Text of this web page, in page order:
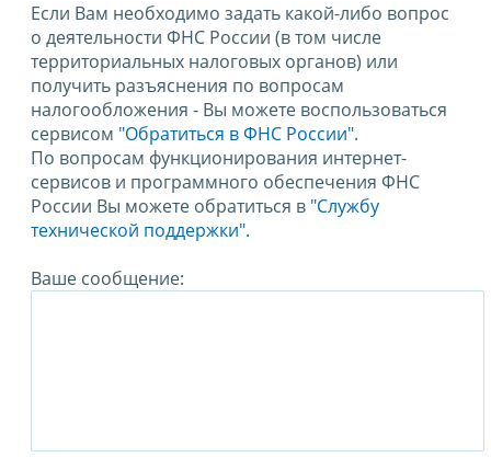
Если Вам необходимо задать какой-либо вопрос
о деятельности ФНС России (в том числе
территориальных налоговых органов) или
получить разъяснения по вопросам
налогообложения - Вы можете воспользоваться
сервисом "Обратиться в ФНС России".
По вопросам функционирования интернет-
сервисов и программного обеспечения ФНС
России Вы можете обратиться в "Службу
технической поддержки".
Ваше сообщение: